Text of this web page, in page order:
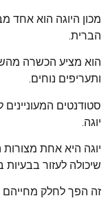
מכון היוגה הוא אחד
הברית.
הוא מציע הכשרה
ותעריפים נוחים.
סטודנטים
יוגה.
יוגה היא אחת מצורות
שיכולה לעזור בבעיות
זה הפך לחלק מחייהם